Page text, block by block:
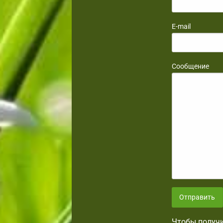
E-mail
Сообщение
Отправить